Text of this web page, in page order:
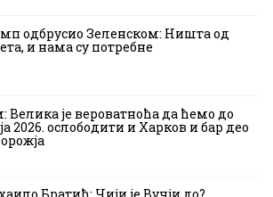
одбрусио Зеленском: Ништа од
и нама су потребне
Велика је вероватноћа да ћемо до
2026. ослободити и Харков и бар део